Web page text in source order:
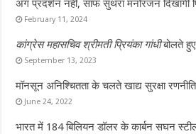
अंग प्रदर्शन नहीं, साफ सुथरा मनोरंजन
February 11, 2024
कांग्रेस महासचिव श्रीमती प्रियंका गांधीबोलते हुए
September 13, 2023
मॉनसून अनिश्चितता के चलते खाद्य सुरक्षा
June 24, 2022
भारत में 184 बिलियन डॉलर के कार्बन सघन